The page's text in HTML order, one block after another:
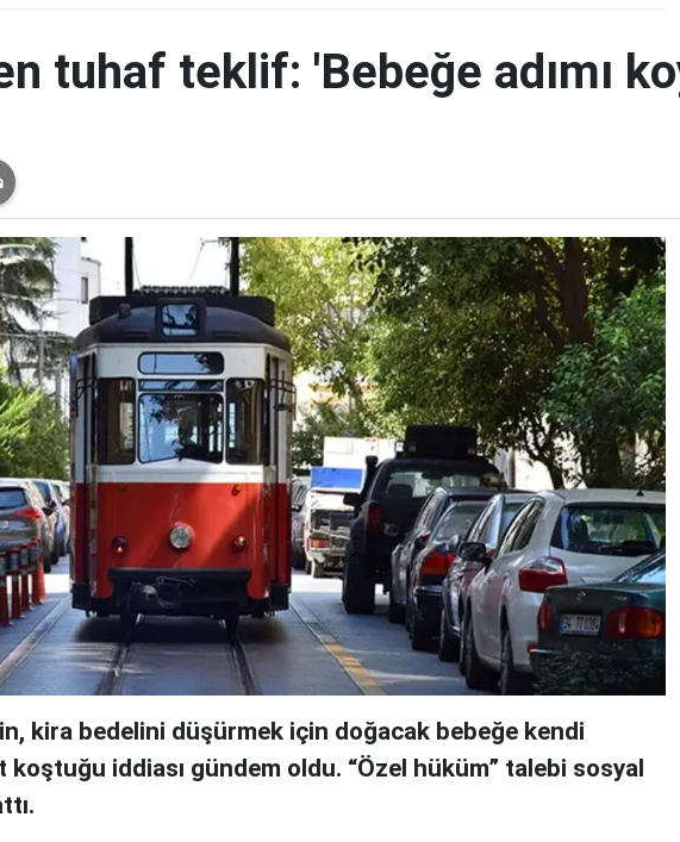
tuhaf teklif: 'Bebeğe adımı
kira bedelini düşürmek için doğacak bebeğe kendi
iddiası gündem oldu. “Özel hüküm” talebi sosyal